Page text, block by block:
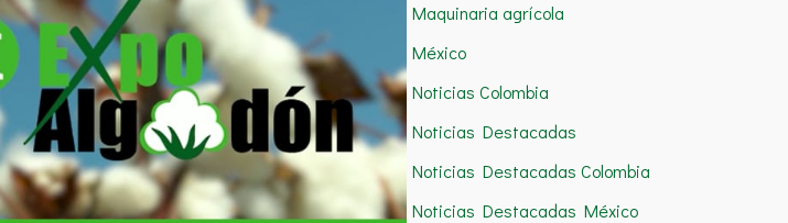
Maquinaria agrícola
México
Noticias Colombia
Noticias Destacadas
Noticias Destacadas Colombia
Noticias Destacadas México